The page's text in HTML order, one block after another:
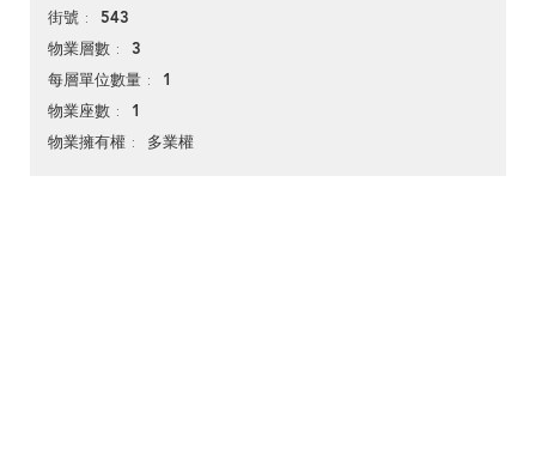
街號 543
物業層數 3
每層單位數量 1
物業座數 1
物業擁有權 多業權